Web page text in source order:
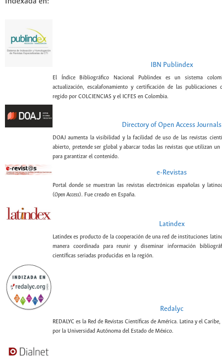
IBN Publindex
El Índice Bibliográfico Nacional Publindex es un sistema
actualización, escalafonamiento y certificación de las publicaciones
regido por COLCIENCIAS y el ICFES en Colombia.
Directory of Open Access Journals
DOAJ aumenta la visibilidad y la facilidad de uso de las revistas
abierto, pretende ser global y abarcar todas las revistas que utilizan
para garantizar el contenido.
e-Revistas
Portal donde se muestran las revistas electrónicas españolas y
(Open Access). Fue creado en España.
Latindex
Latindex es producto de la cooperación de una red de instituciones
manera coordinada para reunir y diseminar información
científicas seriadas producidas en la región.
Redalyc
REDALYC es la Red de Revistas Científicas de América. Latina y el
por la Universidad Autónoma del Estado de México.